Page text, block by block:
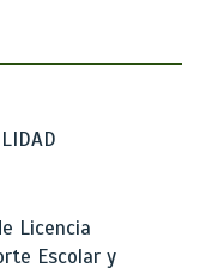
Licencia
Escolar y